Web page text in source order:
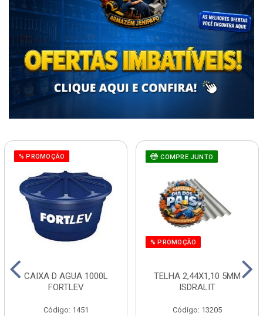
% PROMOÇÃO
CAIXA D AGUA 1000L
FORTLEV
Código: 1451
COMPRE JUNTO
% PROMOÇÃO
TELHA 2,44X1,10 5MM
ISDRALIT
Código: 13205